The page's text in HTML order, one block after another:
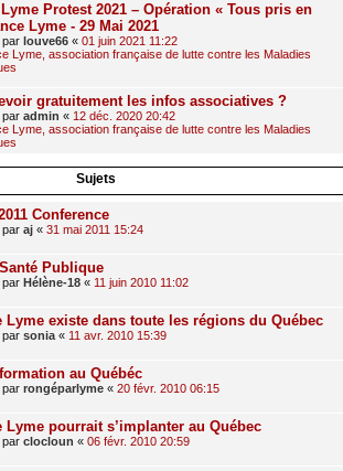
Protest 2021 – Opération « Tous pris en
Lyme - 29 Mai 2021
par louve66 « 01 juin 2021 11:22
Lyme, association française de lutte contre les Maladies
gratuitement les infos associatives ?
par admin « 12 déc. 2020 20:42
Lyme, association française de lutte contre les Maladies
Sujets
Conference
par aj « 31 mai 2011 15:24
Publique
par Hélène-18 « 11 juin 2010 11:02
Lyme existe dans toute les régions du Québec
par sonia « 11 avr. 2010 15:39
au Québéc
par rongéparlyme « 20 févr. 2010 06:15
Lyme pourrait s’implanter au Québec
par clocloun « 06 févr. 2010 20:59